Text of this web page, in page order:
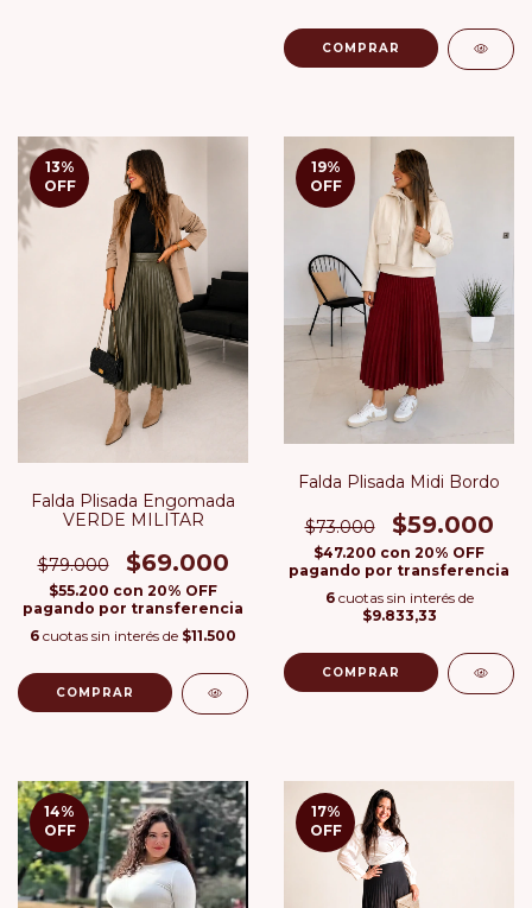
COMPRAR
13%
OFF
Falda Plisada Engomada
VERDE MILITAR
$79.000 $69.000
$55.200 con 20% OFF
pagando por transferencia
6 cuotas sin interés de $11.500
COMPRAR
19%
OFF
Falda Plisada Midi Bordo
$73.000 $59.000
$47.200 con 20% OFF
pagando por transferencia
6 cuotas sin interés de
$9.833,33
COMPRAR
14%
OFF
17%
OFF